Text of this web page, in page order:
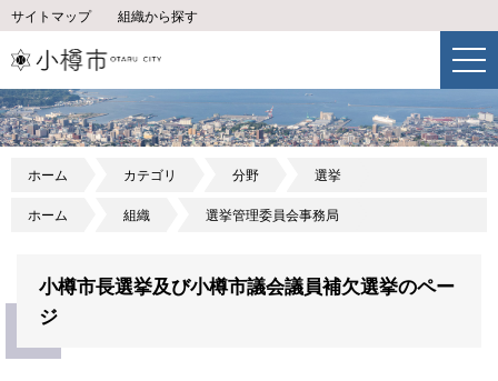
サイトマップ 組織から探す
ホーム カテゴリ 分野 選挙
ホーム 組織 選挙管理委員会事務局
小樽市長選挙及び小樽市議会議員補欠選挙のペー
ジ